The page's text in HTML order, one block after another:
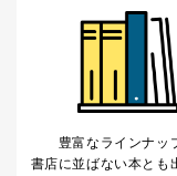
豊富なラインナッ
書店に並ばない本とも